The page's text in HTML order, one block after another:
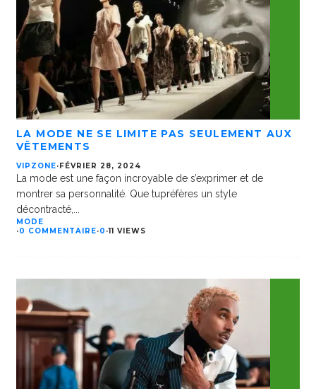
LA MODE NE SE LIMITE PAS SEULEMENT AUX
VÊTEMENTS
VIPZONE·FÉVRIER 28, 2024
La mode est une façon incroyable de s’exprimer et de
montrer sa personnalité. Que tupréfères un style
décontracté,
MODE
·0 COMMENTAIRE·0 ·11 VIEWS